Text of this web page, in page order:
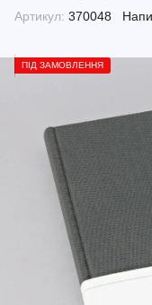
Артикул: 370048
ПІД ЗАМОВЛЕННЯ